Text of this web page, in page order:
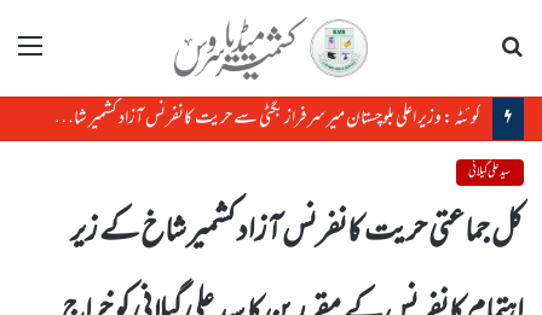
مینو
کوئٹہ : وزیر اعلی بلوچستان میر سرفراز بگٹی سے حریت کانفرنس آزاد کشمیر شاخ کے رہنما حسن البنا کی ملاقات
سید علی گیلانی
کل جماعتی حریت کانفرنس آزاد کشمیر شاخ کے زیر